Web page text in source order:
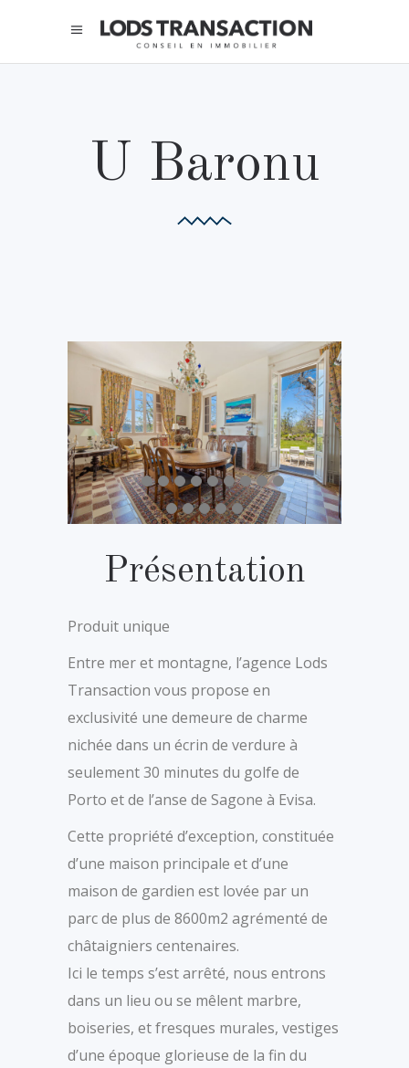
U Baronu
Présentation
Produit unique
Entre mer et montagne, l’agence Lods
Transaction vous propose en
exclusivité une demeure de charme
nichée dans un écrin de verdure à
seulement 30 minutes du golfe de
Porto et de l’anse de Sagone à Evisa.
Cette propriété d’exception, constituée
d’une maison principale et d’une
maison de gardien est lovée par un
parc de plus de 8600m2 agrémenté de
châtaigniers centenaires.
Ici le temps s’est arrêté, nous entrons
dans un lieu ou se mêlent marbre,
boiseries, et fresques murales, vestiges
d’une époque glorieuse de la fin du